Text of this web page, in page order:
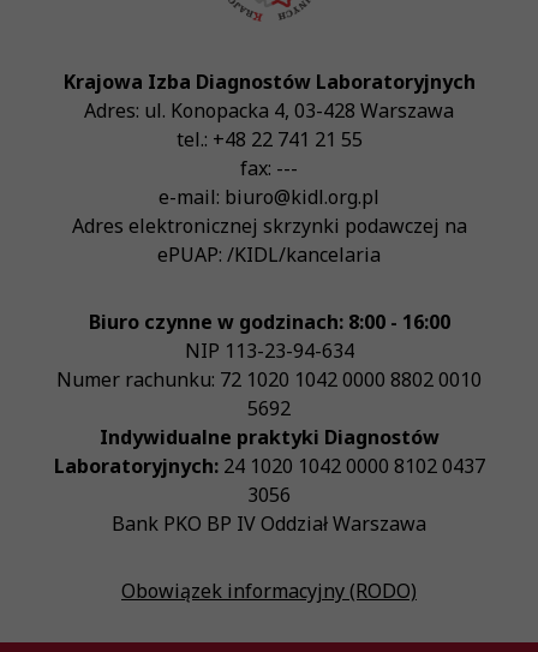
Krajowa Izba Diagnostów Laboratoryjnych
Adres: ul. Konopacka 4, 03-428 Warszawa
tel.: +48 22 741 21 55
fax: ---
e-mail: biuro@kidl.org.pl
Adres elektronicznej skrzynki podawczej na
ePUAP: /KIDL/kancelaria
Biuro czynne w godzinach: 8:00 - 16:00
NIP 113-23-94-634
Numer rachunku: 72 1020 1042 0000 8802 0010
5692
Indywidualne praktyki Diagnostów
Laboratoryjnych:24 1020 1042 0000 8102 0437
3056
Bank PKO BP IV Oddział Warszawa
Obowiązek informacyjny (RODO)